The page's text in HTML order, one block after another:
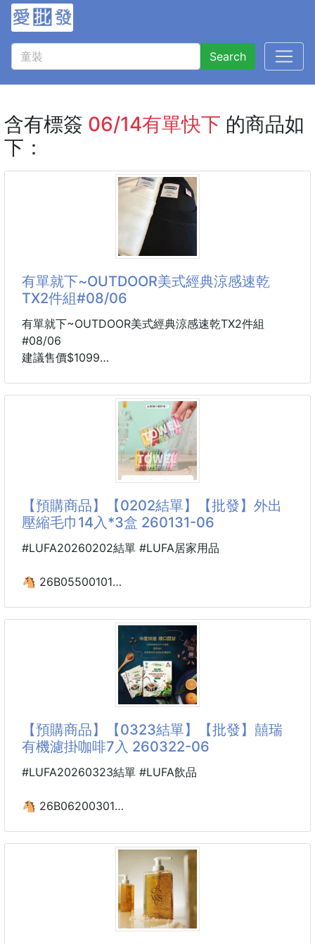
Search
含有標簽 06/14有單快下 的商品如
下：
有單就下~OUTDOOR美式經典涼感速乾
TX2件組#08/06
有單就下~OUTDOOR美式經典涼感速乾TX2件組
#08/06
建議售價$1099
S：總長 69.5CM / 肩寬 49CM / 胸寬 51.5CM / 下擺
M：總長 71.5CM / 肩寬 50.5CM / 胸寬 54CM / 下擺
寬 55CM / 袖長 22.5CM
L：總長 73.5CM / 肩寬 52CM / 胸寬 56.5CM / 下擺
XL：總長 75.5CM / 肩寬 53.5CM / 胸寬 59CM / 下
【預購商品】【0202結單】【批發】外出
壓縮毛巾14入*3盒 260131-06
#LUFA20260202結單 #LUFA居家用品
🐴 26B05500101
平常外出旅行或是出差的時候！
用著飯店毛巾總是覺得不太安心嗎❓
🌟採用天然植物纖維親膚質料觸感非常細膩！
用來擦臉、擦身體都很適合感受柔軟的細緻包裹❤️
💥全新升級加大尺寸布面均勻細膩親膚又舒適👍
🌟遇水後瞬間展開非常方便浸濕毛巾變大就能使用囉
吸水性非常強迅速膨脹展開3️⃣秒瞬吸變成毛巾出遊好
🌟一盒共有1️⃣4️⃣個小巧造型真
【預購商品】【0323結單】【批發】囍瑞
有機濾掛咖啡7入 260322-06
#LUFA20260323結單 #LUFA飲品
🐴 26B06200301
就在這檔史上超低優惠折扣！